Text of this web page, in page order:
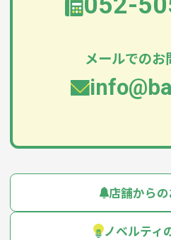
メールでのお
店舗から
ノベルティ